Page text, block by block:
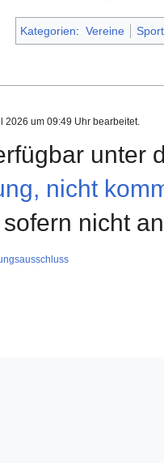
Kategorien: Vereine Sport
2026 um 09:49 Uhr bearbeitet.
unter
nicht
sofern nicht